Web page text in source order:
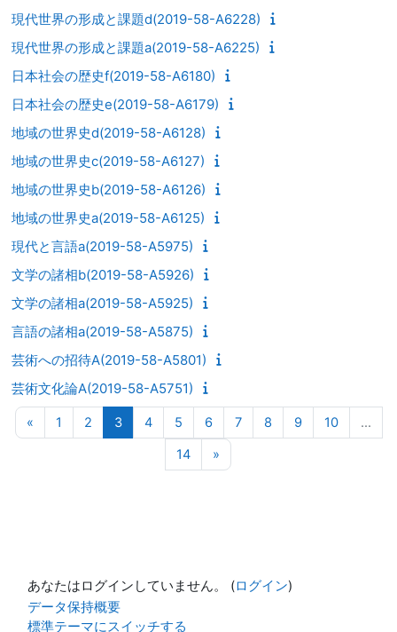
現代世界の形成と課題d(2019-58-A6228)
現代世界の形成と課題a(2019-58-A6225)
日本社会の歴史f(2019-58-A6180)
日本社会の歴史e(2019-58-A6179)
地域の世界史d(2019-58-A6128)
地域の世界史c(2019-58-A6127)
地域の世界史b(2019-58-A6126)
地域の世界史a(2019-58-A6125)
現代と言語a(2019-58-A5975)
文学の諸相b(2019-58-A5926)
文学の諸相a(2019-58-A5925)
言語の諸相a(2019-58-A5875)
芸術への招待A(2019-58-A5801)
芸術文化論A(2019-58-A5751)
«前のページ
1 ページ 1
2ページ 2
3ページ 3
4ページ 4
5ページ 5
6ページ 6
7ページ 7
8ページ 8
9ページ 9
10ページ 10
…
14ページ 14
»
あなたはログインしていません。 (ログイン)
データ保持概要
標準テーマにスイッチする